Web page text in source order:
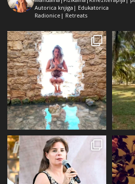
Autorica knjiga| Edukatorica
Radionice| Retreats
Dolaz da sam bila plava i dokaz da
preko ljeta
72 1
Da ne
Prošli tjedan @alqvimia_hrvatska je
slavila 2...
67 6
U